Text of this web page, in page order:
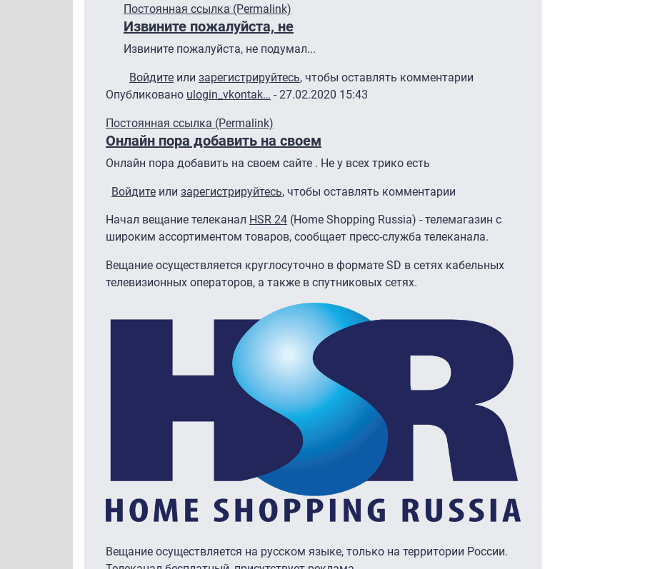
Ответ наТ.е. вы считаете возможным
Постоянная ссылка (Permalink)
Извините пожалуйста, не
Извините пожалуйста, не подумал...
Войдите или зарегистрируйтесь, чтобы оставлять комментарии
Опубликовано ulogin_vkontak… - 27.02.2020 15:43
Постоянная ссылка (Permalink)
Онлайн пора добавить на своем
Онлайн пора добавить на своем сайте . Не у всех трико есть
Войдите или зарегистрируйтесь, чтобы оставлять комментарии
Начал вещание телеканал HSR 24 (Home Shopping Russia) - телемагазин с
широким ассортиментом товаров, сообщает пресс-служба телеканала.
Вещание осуществляется круглосуточно в формате SD в сетях кабельных
телевизионных операторов, а также в спутниковых сетях.
Вещание осуществляется на русском языке, только на территории России.